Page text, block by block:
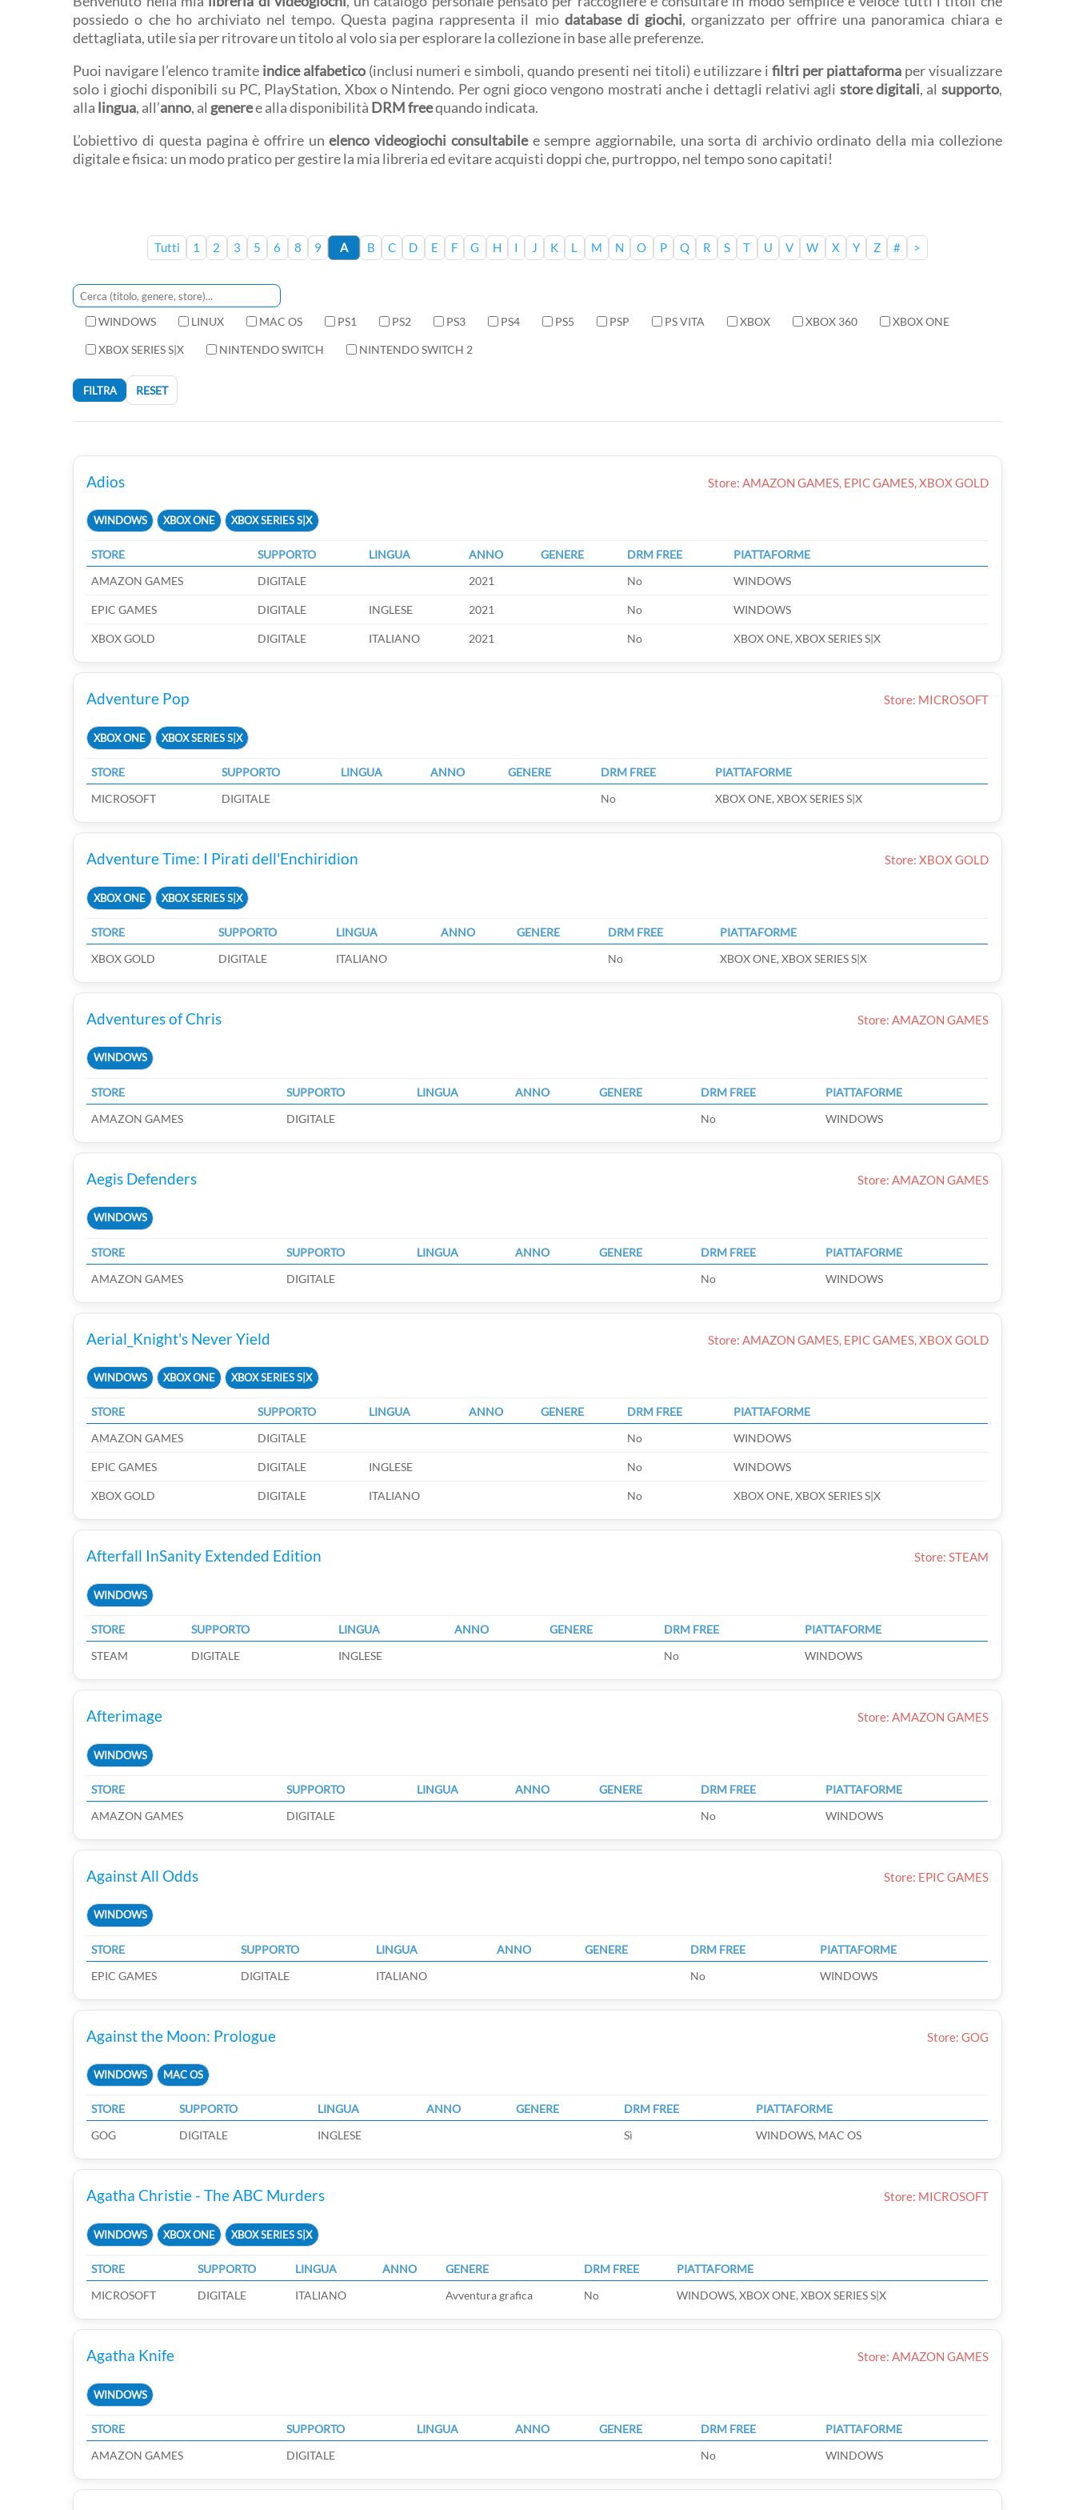
possiedo o che ho archiviato nel tempo. Questa pagina rappresenta il mio database di giochi, organizzato per offrire una panoramica chiara e
dettagliata, utile sia per ritrovare un titolo al volo sia per esplorare la collezione in base alle preferenze.
Puoi navigare l’elenco tramite indice alfabetico(inclusi numeri e simboli, quando presenti nei titoli) e utilizzare ifiltri per piattaformaper visualizzare
solo i giochi disponibili su PC, PlayStation, Xbox o Nintendo. Per ogni gioco vengono mostrati anche i dettagli relativi agli store digitali, al supporto,
alla lingua, all’anno, al generee alla disponibilità DRM freequando indicata.
L’obiettivo di questa pagina è offrire unelenco videogiochi consultabilee sempre aggiornabile, una sorta di archivio ordinato della mia collezione
digitale e fisica: un modo pratico per gestire la mia libreria ed evitare acquisti doppi che, purtroppo, nel tempo sono capitati!
Tutti 1 2 3 5 6 8 9 A B C D E F G H I J K L M N O P Q R S T U V W X Y Z # >
WINDOWS LINUX MAC OS PS1 PS2 PS3 PS4 PS5 PSP PS VITA XBOX XBOX 360 XBOX ONE
XBOX SERIES S|X NINTENDO SWITCH NINTENDO SWITCH 2
FILTRA RESET
Adios Store: AMAZON GAMES, EPIC GAMES, XBOX GOLD
WINDOWS XBOX ONE XBOX SERIES S|X
STORE SUPPORTO LINGUA ANNO GENERE DRM FREE PIATTAFORME
AMAZON GAMES DIGITALE 2021 No WINDOWS
EPIC GAMES DIGITALE INGLESE 2021 No WINDOWS
XBOX GOLD DIGITALE ITALIANO 2021 No XBOX ONE, XBOX SERIES S|X
Adventure Pop Store: MICROSOFT
XBOX ONE XBOX SERIES S|X
STORE SUPPORTO LINGUA ANNO GENERE DRM FREE PIATTAFORME
MICROSOFT DIGITALE No XBOX ONE, XBOX SERIES S|X
Adventure Time: I Pirati dell'Enchiridion Store: XBOX GOLD
XBOX ONE XBOX SERIES S|X
STORE SUPPORTO LINGUA ANNO GENERE DRM FREE PIATTAFORME
XBOX GOLD DIGITALE ITALIANO No XBOX ONE, XBOX SERIES S|X
Adventures of Chris Store: AMAZON GAMES
WINDOWS
STORE SUPPORTO LINGUA ANNO GENERE DRM FREE PIATTAFORME
AMAZON GAMES DIGITALE No WINDOWS
Aegis Defenders Store: AMAZON GAMES
WINDOWS
STORE SUPPORTO LINGUA ANNO GENERE DRM FREE PIATTAFORME
AMAZON GAMES DIGITALE No WINDOWS
Aerial_Knight's Never Yield Store: AMAZON GAMES, EPIC GAMES, XBOX GOLD
WINDOWS XBOX ONE XBOX SERIES S|X
STORE SUPPORTO LINGUA ANNO GENERE DRM FREE PIATTAFORME
AMAZON GAMES DIGITALE No WINDOWS
EPIC GAMES DIGITALE INGLESE No WINDOWS
XBOX GOLD DIGITALE ITALIANO No XBOX ONE, XBOX SERIES S|X
Afterfall InSanity Extended Edition Store: STEAM
WINDOWS
STORE SUPPORTO LINGUA ANNO GENERE DRM FREE PIATTAFORME
STEAM DIGITALE INGLESE No WINDOWS
Afterimage Store: AMAZON GAMES
WINDOWS
STORE SUPPORTO LINGUA ANNO GENERE DRM FREE PIATTAFORME
AMAZON GAMES DIGITALE No WINDOWS
Against All Odds Store: EPIC GAMES
WINDOWS
STORE SUPPORTO LINGUA ANNO GENERE DRM FREE PIATTAFORME
EPIC GAMES DIGITALE ITALIANO No WINDOWS
Against the Moon: Prologue Store: GOG
WINDOWS MAC OS
STORE SUPPORTO LINGUA ANNO GENERE DRM FREE PIATTAFORME
GOG DIGITALE INGLESE Sì WINDOWS, MAC OS
Agatha Christie - The ABC Murders Store: MICROSOFT
WINDOWS XBOX ONE XBOX SERIES S|X
STORE SUPPORTO LINGUA ANNO GENERE DRM FREE PIATTAFORME
MICROSOFT DIGITALE ITALIANO Avventura grafica No WINDOWS, XBOX ONE, XBOX SERIES S|X
Agatha Knife Store: AMAZON GAMES
WINDOWS
STORE SUPPORTO LINGUA ANNO GENERE DRM FREE PIATTAFORME
AMAZON GAMES DIGITALE No WINDOWS